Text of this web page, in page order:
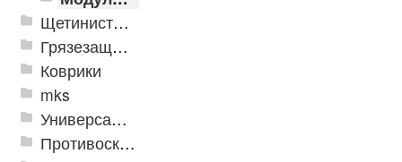
Щетинистые покрытия
Грязезащитные, влаговпитывающие покрытия
Коврики
mks
Универсальные модульные покрытия
Противоскользящая защита для лестниц, профили, ленты